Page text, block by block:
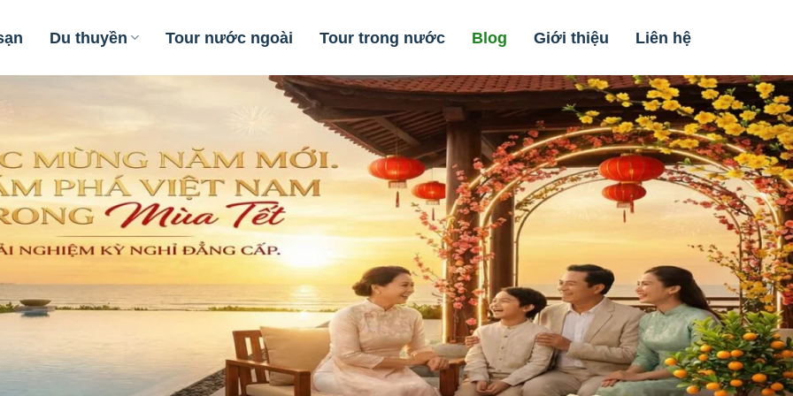
Du thuyền Tour nước ngoài Tour trong nước Blog Giới thiệu Liên hệ